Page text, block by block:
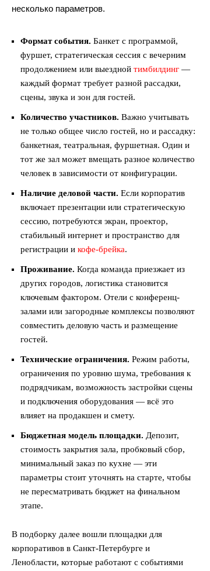
несколько параметров.
Формат события. Банкет с программой,
фуршет, стратегическая сессия с вечерним
продолжением или выездной тимбилдинг —
каждый формат требует разной рассадки,
сцены, звука и зон для гостей.
Количество участников. Важно учитывать
не только общее число гостей, но и рассадку:
банкетная, театральная, фуршетная. Один и
тот же зал может вмещать разное количество
человек в зависимости от конфигурации.
Наличие деловой части. Если корпоратив
включает презентации или стратегическую
сессию, потребуются экран, проектор,
стабильный интернет и пространство для
регистрации и кофе-брейка.
Проживание. Когда команда приезжает из
других городов, логистика становится
ключевым фактором. Отели с конференц-
залами или загородные комплексы позволяют
совместить деловую часть и размещение
гостей.
Технические ограничения. Режим работы,
ограничения по уровню шума, требования к
подрядчикам, возможность застройки сцены
и подключения оборудования — всё это
влияет на продакшен и смету.
Бюджетная модель площадки. Депозит,
стоимость закрытия зала, пробковый сбор,
минимальный заказ по кухне — эти
параметры стоит уточнять на старте, чтобы
не пересматривать бюджет на финальном
этапе.
В подборку далее вошли площадки для
корпоративов в Санкт-Петербурге и
Ленобласти, которые работают с событиями